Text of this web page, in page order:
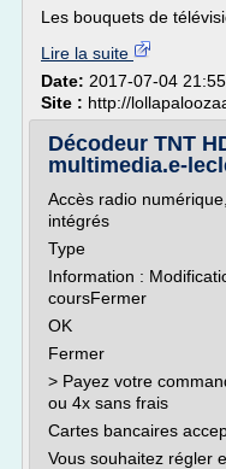
Les bouquets de
Lire la suite
Date: 2017-07-04
Site : http://
Décodeur TNT
multimedia.e-
Accès radio
intégrés
Type
Information :
coursFermer
OK
Fermer
> Payez votre
ou 4x sans frais
Cartes bancaires
Vous souhaitez régler